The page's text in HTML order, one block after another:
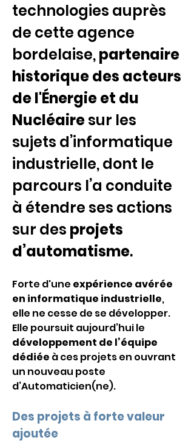
technologies auprès
de cette agence
bordelaise, partenaire
historique des acteurs
de l'Énergie et du
Nucléaire sur les
sujets d’informatique
industrielle, dont le
parcours l’a conduite
à étendre ses actions
sur des projets
d’automatisme.
Forte d'une expérience avérée
en informatique industrielle,
elle ne cesse de se développer.
développement de l’équipe
dédiée à ces projets en ouvrant
un nouveau poste
d’Automaticien(ne).
Des projets à forte valeur
ajoutée